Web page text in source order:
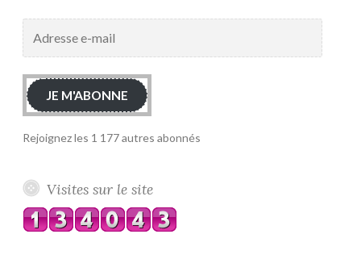
mail
JE M'ABONNE
Rejoignez les 1 177 autres abonnés
Visites sur le site